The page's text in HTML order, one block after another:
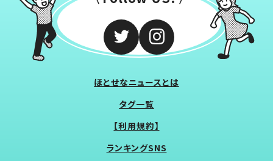
ほとせなニュースとは
タグ一覧
【利用規約】
ランキングSNS